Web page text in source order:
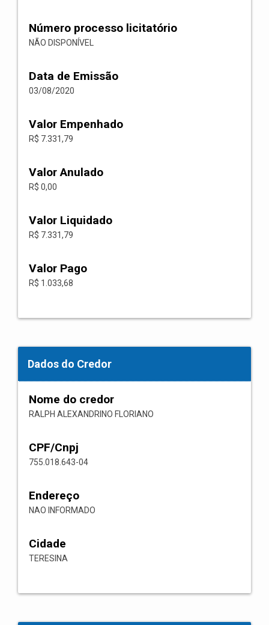
Número processo licitatório
NÃO DISPONÍVEL
Data de Emissão
03/08/2020
Valor Empenhado
R$ 7.331,79
Valor Anulado
R$ 0,00
Valor Liquidado
R$ 7.331,79
Valor Pago
R$ 1.033,68
Dados do Credor
Nome do credor
RALPH ALEXANDRINO FLORIANO
CPF/Cnpj
755.018.643-04
Endereço
NAO INFORMADO
Cidade
TERESINA